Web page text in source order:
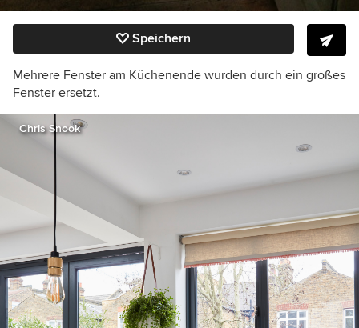
Speichern
Mehrere Fenster am Küchenende wurden durch ein großes
Fenster ersetzt.
Chris Snook